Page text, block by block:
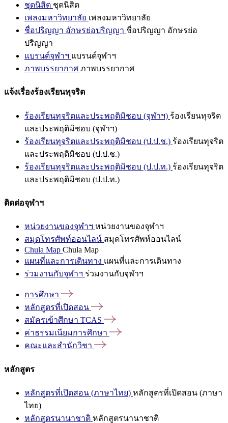
ชุดนิสิต ชุดนิสิต
เพลงมหาวิทยาลัย เพลงมหาวิทยาลัย
ชื่อปริญญา อักษรย่อปริญญา ชื่อปริญญา อักษรย่อ
ปริญญา
แบรนด์จุฬาฯ แบรนด์จุฬาฯ
ภาพบรรยากาศ ภาพบรรยากาศ
แจ้งเรื่องร้องเรียนทุจริต
ร้องเรียนทุจริตและประพฤติมิชอบ (จุฬาฯ) ร้องเรียนทุจริต
และประพฤติมิชอบ (จุฬาฯ)
ร้องเรียนทุจริตและประพฤติมิชอบ (ป.ป.ช.) ร้องเรียนทุจริต
และประพฤติมิชอบ (ป.ป.ช.)
ร้องเรียนทุจริตและประพฤติมิชอบ (ป.ป.ท.) ร้องเรียนทุจริต
และประพฤติมิชอบ (ป.ป.ท.)
ติดต่อจุฬาฯ
หน่วยงานของจุฬาฯ หน่วยงานของจุฬาฯ
สมุดโทรศัพท์ออนไลน์ สมุดโทรศัพท์ออนไลน์
Chula Map Chula Map
แผนที่และการเดินทาง แผนที่และการเดินทาง
ร่วมงานกับจุฬาฯ ร่วมงานกับจุฬาฯ
การศึกษา
หลักสูตรที่เปิดสอน
สมัครเข้าศึกษา TCAS
ค่าธรรมเนียมการศึกษา
คณะและสำนักวิชา
หลักสูตร
หลักสูตรที่เปิดสอน (ภาษาไทย) หลักสูตรที่เปิดสอน (ภาษา
ไทย)
หลักสูตรนานาชาติ หลักสูตรนานาชาติ